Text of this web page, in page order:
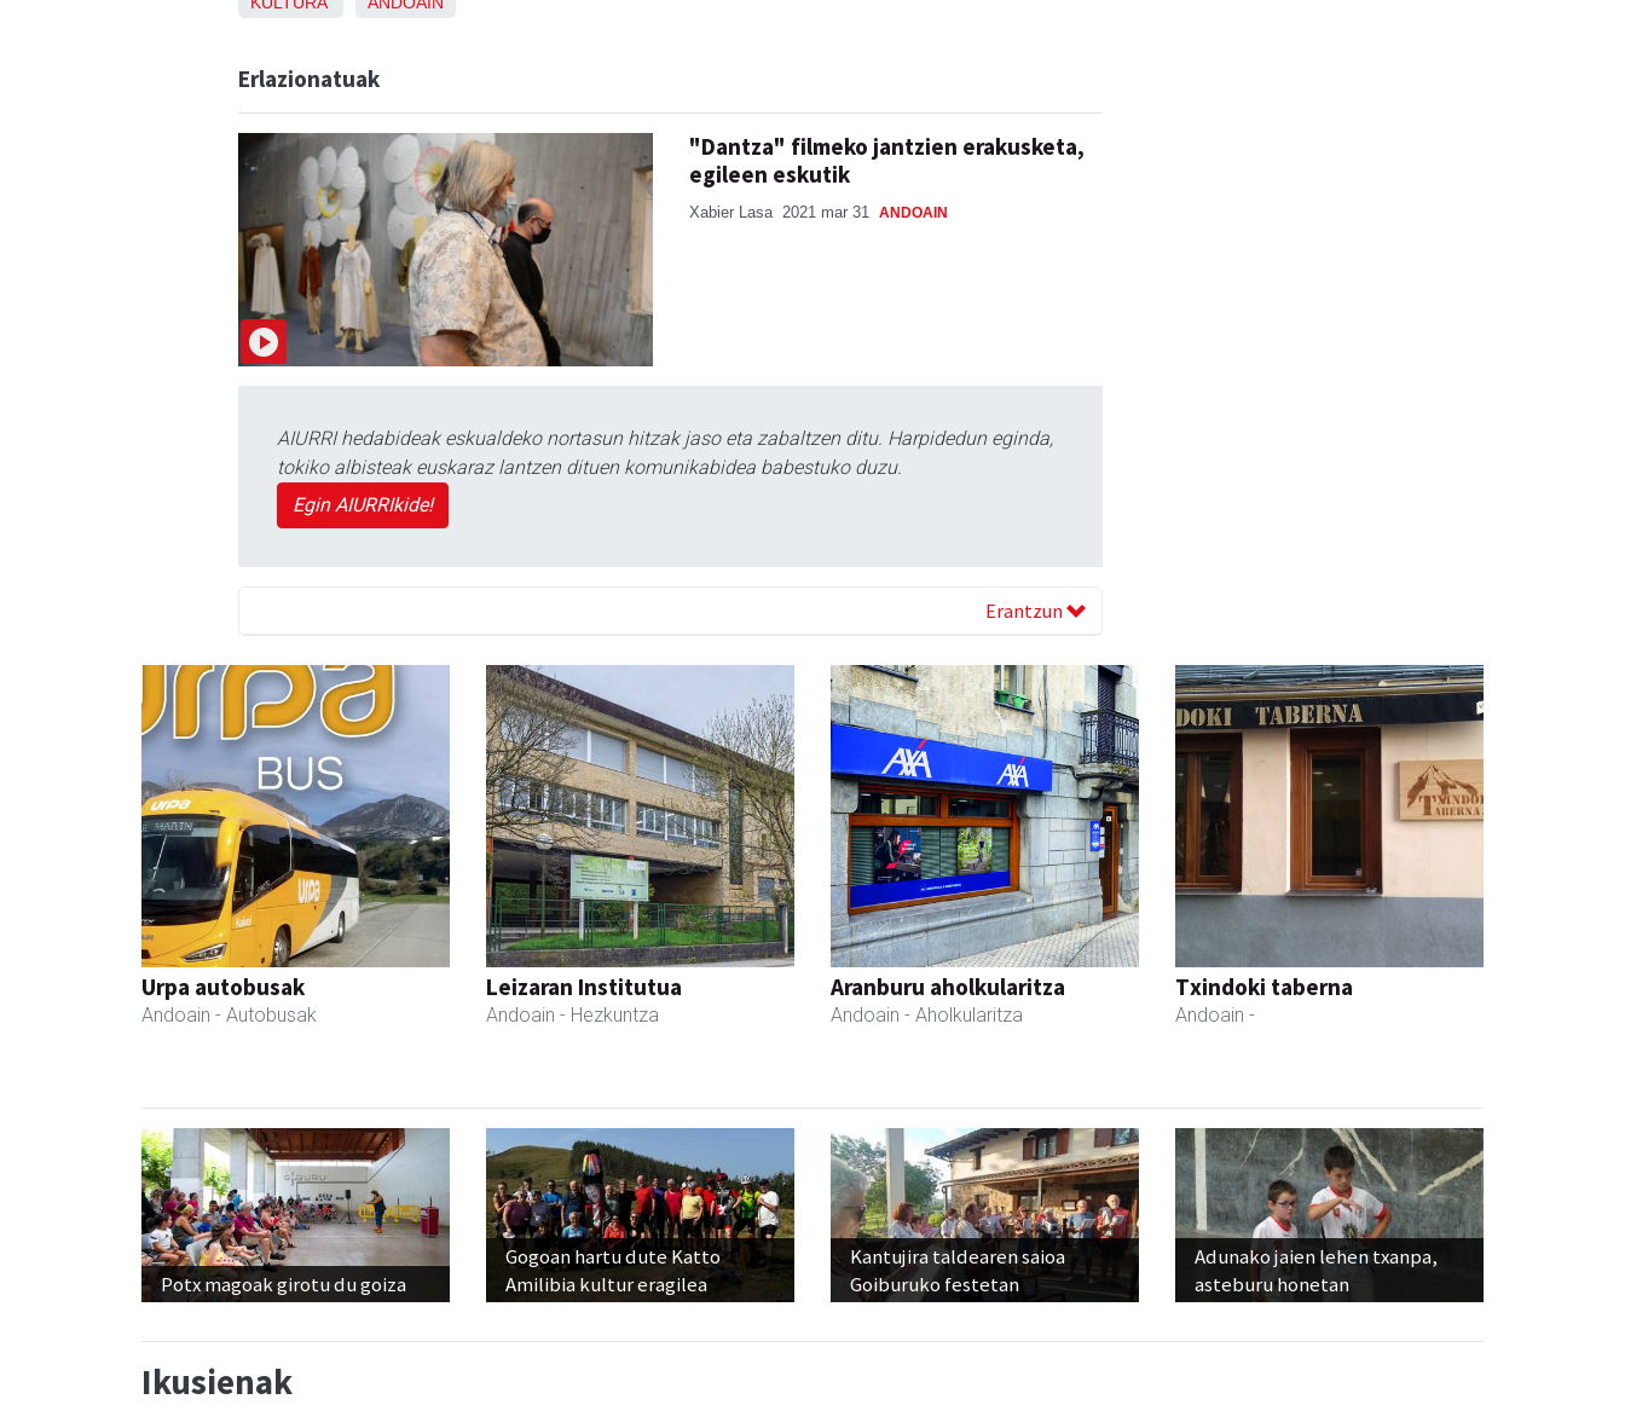
Erlazionatuak
"Dantza" filmeko jantzien erakusketa,
egileen eskutik
Xabier Lasa 2021 mar 31 ANDOAIN
AIURRI hedabideak eskualdeko nortasun hitzak jaso eta zabaltzen ditu. Harpidedun eginda,
tokiko albisteak euskaraz lantzen dituen komunikabidea babestuko duzu.
Egin AIURRIkide!
Erantzun
Urpa autobusak
Andoain - Autobusak
Leizaran Institutua
Andoain - Hezkuntza
Aranburu aholkularitza
Andoain - Aholkularitza
Txindoki taberna
Andoain -
Potx magoak girotu du goiza
Gogoan hartu dute Katto
Amilibia kultur eragilea
Kantujira taldearen saioa
Goiburuko festetan
Adunako jaien lehen txanpa,
asteburu honetan
Ikusienak